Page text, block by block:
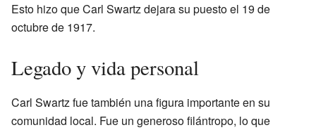
Esto hizo que Carl Swartz dejara su puesto el 19 de
octubre de 1917.
Legado y vida personal
Carl Swartz fue también una figura importante en su
comunidad local. Fue un generoso filántropo, lo que